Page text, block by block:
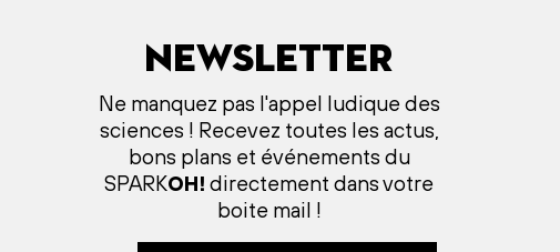
Newsletter
Ne manquez pas l'appel ludique des
sciences ! Recevez toutes les actus,
bons plans et événements du
SPARKOH! directement dans votre
boite mail !